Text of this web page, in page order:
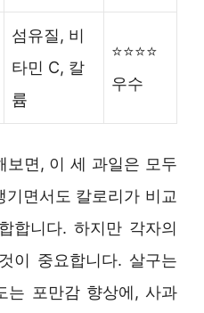
섬유질, 비
타민 C, 칼
륨
⭐⭐⭐⭐
우수
보면, 이 세 과일은 모두
면서도 칼로리가 비교
합니다. 하지만 각자의
이 중요합니다. 살구는
는 포만감 향상에, 사과